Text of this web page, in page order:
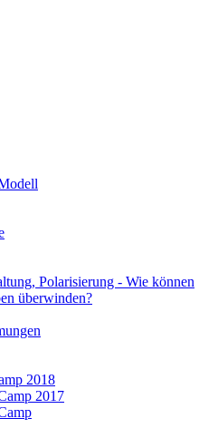
Polarisierung - Wie können
überwinden?
2018
2017